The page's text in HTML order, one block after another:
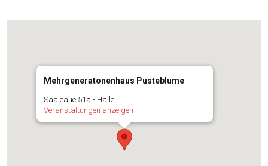
Mehrgeneratonenhaus Pusteblume
Saaleaue 51a - Halle
Veranstaltungen anzeigen